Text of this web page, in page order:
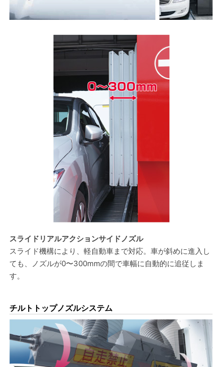
スライドリアルアクションサイドノズル
スライド機構により、軽自動車まで対応。車が斜めに進入し
ても、ノズルが0〜300mmの間で車幅に自動的に追従しま
す。
チルトトップノズルシステム